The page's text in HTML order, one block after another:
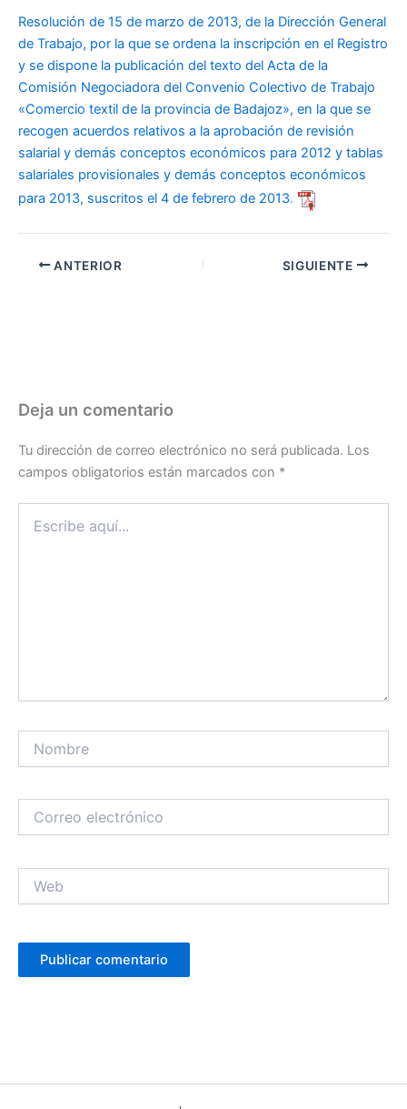
Resolución de 15 de marzo de 2013, de la Dirección General
de Trabajo, por la que se ordena la inscripción en el Registro
y se dispone la publicación del texto del Acta de la
Comisión Negociadora del Convenio Colectivo de Trabajo
«Comercio textil de la provincia de Badajoz», en la que se
recogen acuerdos relativos a la aprobación de revisión
salarial y demás conceptos económicos para 2012 y tablas
salariales provisionales y demás conceptos económicos
para 2013, suscritos el 4 de febrero de 2013.
ANTERIOR SIGUIENTE
Deja un comentario
Tu dirección de correo electrónico no será publicada. Los
campos obligatorios están marcados con *
aquí...
electrónico